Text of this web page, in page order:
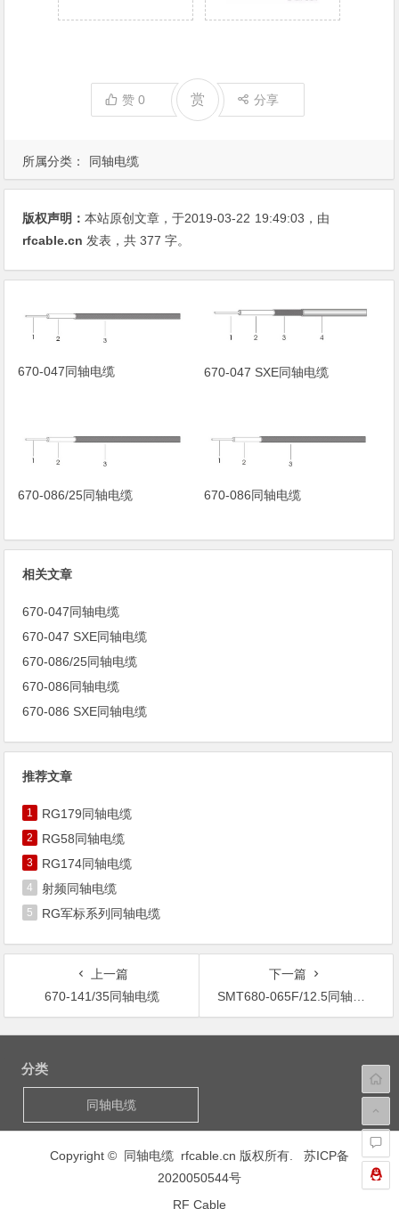
所属分类： 同轴电缆
赞0 赏 分享
版权声明：本站原创文章，于2019-03-22 19:49:03 ，由
rfcable.cn 发表，共 377 字。
670-047同轴电缆 670-047 SXE同轴电缆
670-086/25同轴电缆 670-086同轴电缆
相关文章
670-047同轴电缆
670-047 SXE同轴电缆
670-086/25同轴电缆
670-086同轴电缆
670-086 SXE同轴电缆
推荐文章
1 RG179同轴电缆
2 RG58同轴电缆
3 RG174同轴电缆
4 射频同轴电缆
5 RG军标系列同轴电缆
上一篇
670-141/35同轴电缆
下一篇
SMT680-065F/12.5同轴电缆
文
分类
同轴电缆
Copyright © 同轴电缆 rfcable.cn 版权所有. 苏ICP备
2020050544号
RF Cable